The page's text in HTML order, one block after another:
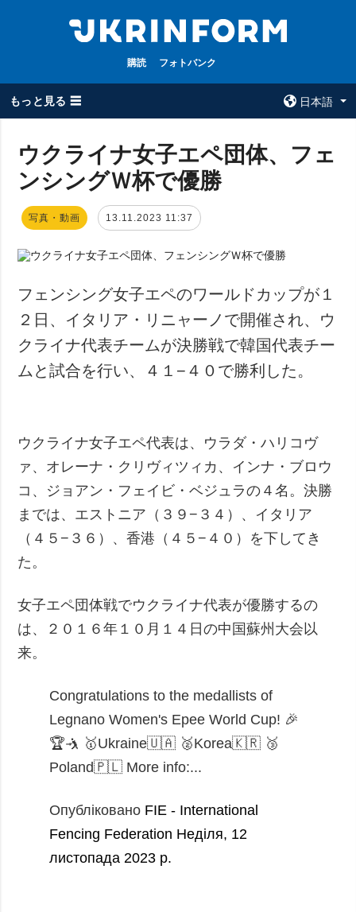
購読 フォトバンク
もっと見る ☰
日本語
全てのトピック
被占領地
政治
防衛
社会・文化
スポーツ
犯罪
ウクルインフォ
コンタクト
追加
特集
インタビュー
写真
動画
サービス
購読
フォトバンク
ウクライナ女子エペ団体、フェ
ンシングＷ杯で優勝
写真・動画 13.11.2023 11:37
フェンシング女子エペのワールドカップが１
２日、イタリア・リニャーノで開催され、ウ
クライナ代表チームが決勝戦で韓国代表チー
ムと試合を行い、４１−４０で勝利した。
ウクライナ女子エペ代表は、ウラダ・ハリコヴ
ァ、オレーナ・クリヴィツィカ、インナ・ブロウ
コ、ジョアン・フェイビ・ベジュラの４名。決勝
までは、エストニア（３９−３４）、イタリア
（４５−３６）、香港（４５−４０）を下してき
た。
女子エペ団体戦でウクライナ代表が優勝するの
は、２０１６年１０月１４日の中国蘇州大会以
来。
Congratulations to the medallists of
Legnano Women's Epee World Cup! 🎉
🏆🤺 🥇Ukraine🇺🇦 🥈Korea🇰🇷 🥉
Poland🇵🇱 More info:...
Опубліковано FIE - International
Fencing Federation Неділя, 12
листопада 2023 р.